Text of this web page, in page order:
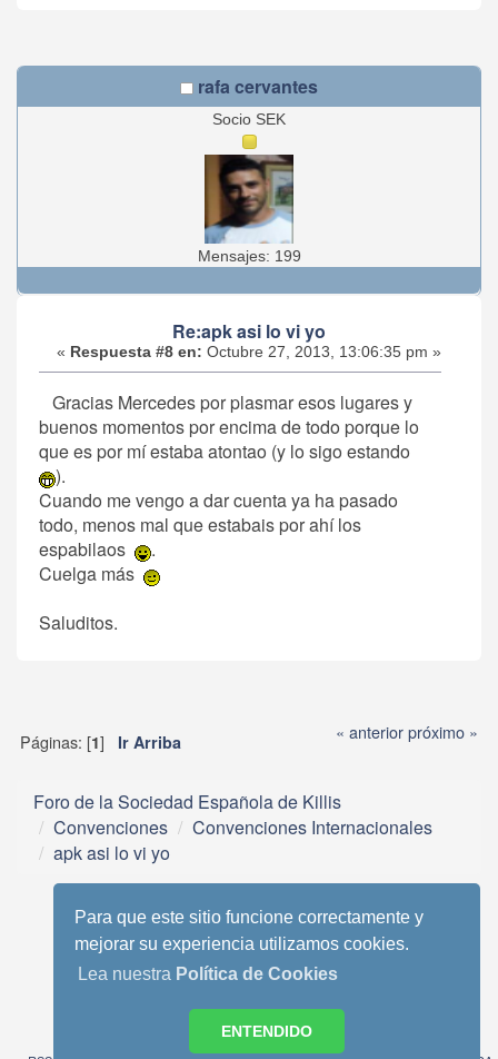
Para que este sitio funcione correctamente y
mejorar su experiencia utilizamos cookies.
Lea nuestra Política de Cookies
ENTENDIDO
rafa cervantes
Socio SEK
Mensajes: 199
Re:apk asi lo vi yo
« Respuesta #8 en: Octubre 27, 2013, 13:06:35 pm »
Gracias Mercedes por plasmar esos lugares y
buenos momentos por encima de todo porque lo
que es por mí estaba atontao (y lo sigo estando
).
Cuando me vengo a dar cuenta ya ha pasado
todo, menos mal que estabais por ahí los
espabilaos
.
Cuelga más
Saluditos.
Páginas: [1] Ir Arriba « anteriorpróximo »
Foro de la Sociedad Española de Killis
Convenciones
Convenciones Internacionales
apk asi lo vi yo
SimplePortal 2.3.6 © 2008-2014, SimplePortal